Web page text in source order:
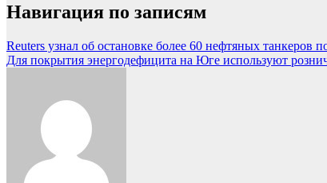
Навигация по записям
Reuters узнал об остановке более 60 нефтяных
Для покрытия энергодефицита на Юге используют